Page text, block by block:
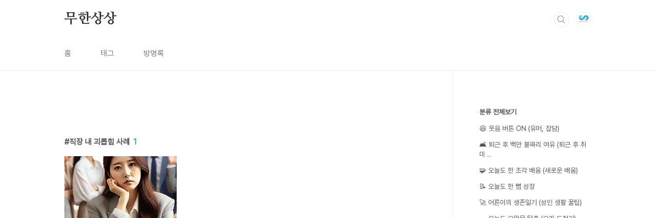
무한상상
홈 태그 방명록
직장 내 괴롭힘 사례 1
분류 전체보기
😆 웃음 버튼 ON (유머, 잡담)
🛋️ 퇴근 후 백만 불짜리 여유 (퇴근 후 취
미 ..
🧩 오늘도 한 조각 배움 (새로운 배움)
📝 오늘도 한 뼘 성장
🚀 어른이의 생존일기 (성인 생활 꿀팁)